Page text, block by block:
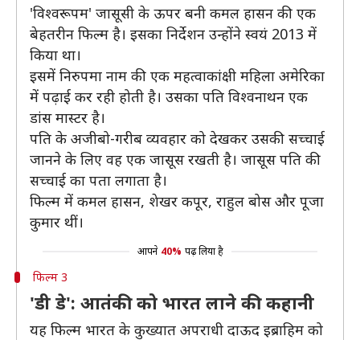
'विश्वरूपम' जासूसी के ऊपर बनी कमल हासन की एक
बेहतरीन फिल्म है। इसका निर्देशन उन्होंने स्वयं 2013 में
किया था।
इसमें निरुपमा नाम की एक महत्वाकांक्षी महिला अमेरिका
में पढ़ाई कर रही होती है। उसका पति विश्वनाथन एक
डांस मास्टर है।
पति के अजीबो-गरीब व्यवहार को देखकर उसकी सच्चाई
जानने के लिए वह एक जासूस रखती है। जासूस पति की
सच्चाई का पता लगाता है।
फिल्म में कमल हासन, शेखर कपूर, राहुल बोस और पूजा
कुमार थीं।
आपने 40% पढ़ लिया है
फिल्म 3
'डी डे': आतंकी को भारत लाने की कहानी
यह फिल्म भारत के कुख्यात अपराधी दाऊद इब्राहिम को